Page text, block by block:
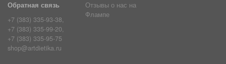
Обратная связь
+7 (383) 335-93-38,
+7 (383) 335-99-20,
+7 (383) 335-95-75
shop@artdietika.ru
Отзывы о нас на
Флампе